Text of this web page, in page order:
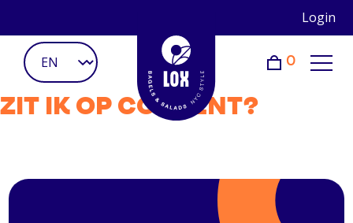
Login
0
ZIT IK OP CONTENT?